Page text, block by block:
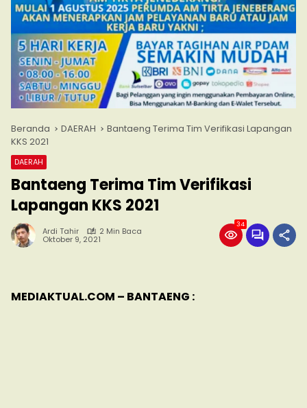
Beranda DAERAH
Bantaeng Terima Tim Verifikasi Lapangan
KKS 2021
DAERAH
Bantaeng Terima Tim Verifikasi
Lapangan KKS 2021
Ardi Tahir 2 Min Baca
Oktober 9, 2021
34
MEDIAKTUAL.COM – BANTAENG :